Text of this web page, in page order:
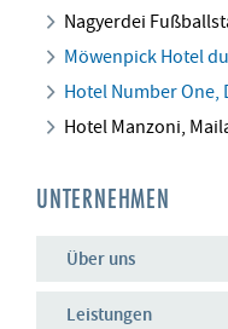
Nagyerdei
Möwenpick Hotel
Hotel Number One,
Hotel Manzoni,
UNTERNEHMEN
Über uns
Leistungen